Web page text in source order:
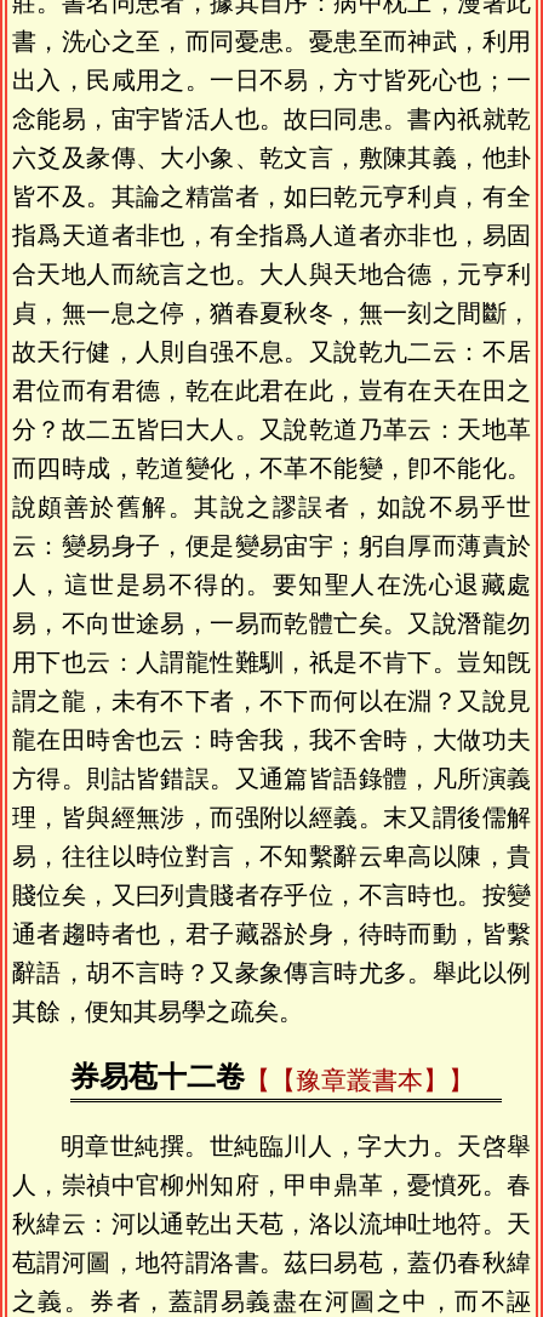
書，洗心之至，而同憂患。憂患至而神武，利用
出入，民咸用之。一日不易，方寸皆死心也；一
念能易，宙宇皆活人也。故曰同患。書內祇就乾
六爻及彖傳、大小象、乾文言，敷陳其義，他卦
皆不及。其論之精當者，如曰乾元亨利貞，有全
指爲天道者非也，有全指爲人道者亦非也，易固
合天地人而統言之也。大人與天地合德，元亨利
貞，無一息之停，猶春夏秋冬，無一刻之間斷，
故天行健，人則自强不息。又說乾九二云：不居
君位而有君德，乾在此君在此，豈有在天在田之
分？故二五皆曰大人。又說乾道乃革云：天地革
而四時成，乾道變化，不革不能變，卽不能化。
說頗善於舊解。其說之謬誤者，如說不易乎世
云：變易身子，便是變易宙宇；躬自厚而薄責於
人，這世是易不得的。要知聖人在洗心退藏處
易，不向世途易，一易而乾體亡矣。又說潛龍勿
用下也云：人謂龍性難馴，祇是不肯下。豈知旣
謂之龍，未有不下者，不下而何以在淵？又說見
龍在田時舍也云：時舍我，我不舍時，大做功夫
方得。則詁皆錯誤。又通篇皆語錄體，凡所演義
理，皆與經無涉，而强附以經義。末又謂後儒解
易，往往以時位對言，不知繫辭云卑高以陳，貴
賤位矣，又曰列貴賤者存乎位，不言時也。按變
通者趨時者也，君子藏器於身，待時而動，皆繫
辭語，胡不言時？又彖象傳言時尤多。舉此以例
其餘，便知其易學之疏矣。
券易苞十二卷 【豫章叢書本】
明章世純撰。世純臨川人，字大力。天啓舉
人，崇禎中官柳州知府，甲申鼎革，憂憤死。春
秋緯云：河以通乾出天苞，洛以流坤吐地符。天
苞謂河圖，地符謂洛書。茲曰易苞，蓋仍春秋緯
之義。券者，蓋謂易義盡在河圖之中，而不誣